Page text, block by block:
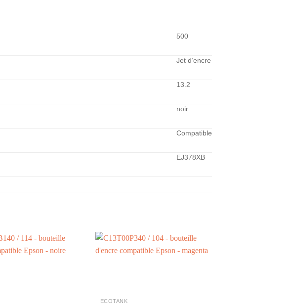
500
Jet d’encre
13.2
noir
Compatible
EJ378XB
ECOTANK